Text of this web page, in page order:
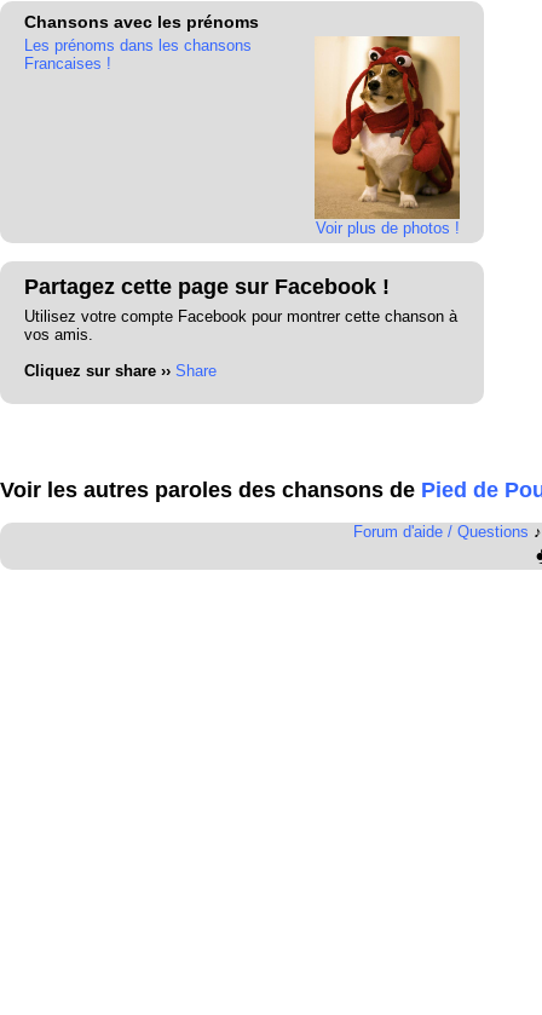
Chansons avec les prénoms
Voir plus de photos !
Les prénoms dans les chansons
Francaises !
Partagez cette page sur Facebook !
Utilisez votre compte Facebook pour montrer cette chanson à
vos amis.
Cliquez sur share ›› Share
Voir les autres paroles des chansons de Pied de
Forum d'aide / Questions